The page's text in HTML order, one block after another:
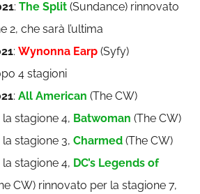
:The Split (Sundance) rinnovato
2, che sarà l’ultima
:Wynonna Earp (Syfy)
4 stagioni
:All American (The CW)
stagione 4, Batwoman (The CW)
stagione 3,Charmed (The CW)
stagione 4, DC’s Legends of
CW) rinnovato per la stagione 7,